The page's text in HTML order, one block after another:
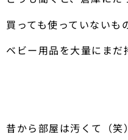
買っても使っていないも
ベビー用品を大量にまだ
昔から部屋は汚くて（笑）